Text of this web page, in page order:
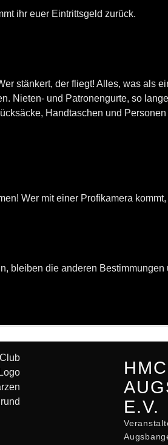
ihr euer Eintrittsgeld zurück.
stänkert, der fliegt! Alles, was als
Nieten- und Patronengurte, so
Handtaschen und
Wer mit einer Profikamera
bleiben die anderen
HMC
E.V.